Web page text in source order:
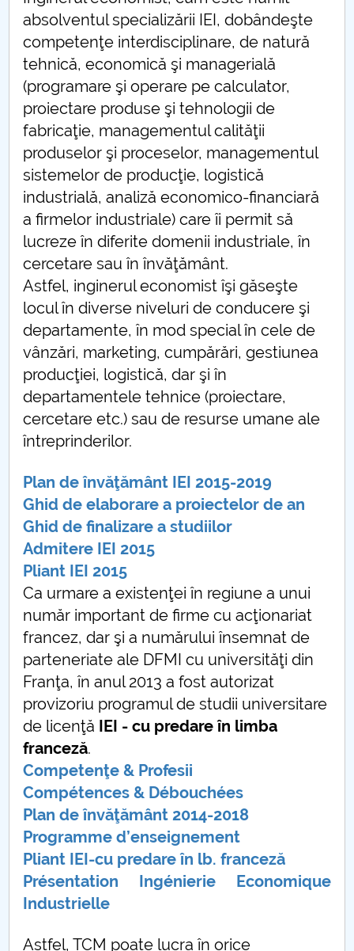
absolventul specializării IEI, dobândeşte
competenţe interdisciplinare, de natură
tehnică, economică şi managerială
(programare şi operare pe calculator,
proiectare produse şi tehnologii de
fabricaţie, managementul calităţii
produselor şi proceselor, managementul
sistemelor de producţie, logistică
industrială, analiză economico-financiară
a firmelor industriale) care îi permit să
lucreze în diferite domenii industriale, în
cercetare sau în învăţământ.
Astfel, inginerul economist îşi găseşte
locul în diverse niveluri de conducere şi
departamente, în mod special în cele de
vânzări, marketing, cumpărări, gestiunea
producţiei, logistică, dar şi în
departamentele tehnice (proiectare,
cercetare etc.) sau de resurse umane ale
întreprinderilor.
Plan de învăţământ IEI 2015-2019
Ghid de elaborare a proiectelor de an
Ghid de finalizare a studiilor
Admitere IEI 2015
Pliant IEI 2015
Ca urmare a existenţei în regiune a unui
număr important de firme cu acţionariat
francez, dar şi a numărului însemnat de
parteneriate ale DFMI cu universităţi din
Franţa, în anul 2013 a fost autorizat
provizoriu programul de studii universitare
de licenţă IEI - cu predare în limba
franceză.
Competenţe & Profesii
Compétences & Débouchées
Plan de învăţământ2014-2018
Programme d’enseignement
Pliant IEI-cu predare în lb. franceză
Présentation Ingénierie Economique
Industrielle
Astfel, TCM poate lucra în orice